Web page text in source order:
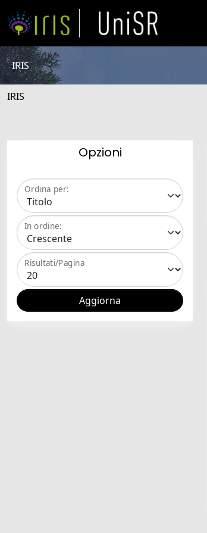
IRIS
IRIS
Opzioni
Ordina per:
In ordine:
Risultati/Pagina